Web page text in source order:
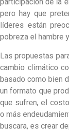
participación de la
pero hay que
líderes están
pobreza el hambre
Las propuestas
cambio climático
basado como bien
un formato que
que sufren, el
o más
buscara, es crear